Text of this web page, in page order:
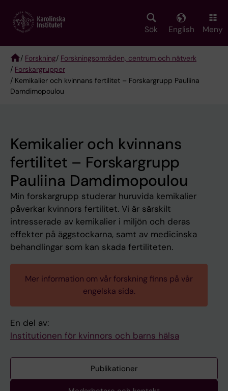
main
Sök English Meny
Breadcrumb
/ Forskning/ Forskningsområden, centrum och nätverk
/ Forskargrupper
/ Kemikalier och kvinnans fertilitet – Forskargrupp Pauliina
Damdimopoulou
Kemikalier och kvinnans
fertilitet – Forskargrupp
Pauliina Damdimopoulou
Min forskargrupp studerar huruvida kemikalier
påverkar kvinnors fertilitet. Vi är särskilt
intresserade av kemikalier i miljön och deras
effekter på äggstockarna, samt av medicinska
behandlingar som kan skada fertiliteten.
Mer information om vår forskning finns på vår
engelska sida.
En del av:
Institutionen för kvinnors och barns hälsa
Publikationer